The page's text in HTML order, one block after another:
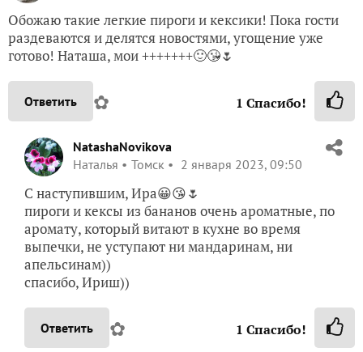
Обожаю такие легкие пироги и кексики! Пока гости
раздеваются и делятся новостями, угощение уже
готово! Наташа, мои +++++++🙂😘🌷
Ответить ✿ 1 Спасибо!
NatashaNovikova
Наталья
Томск 2 января 2023, 09:50
С наступившим, Ира😀😘🌷
пироги и кексы из бананов очень ароматные, по
аромату, который витают в кухне во время
выпечки, не уступают ни мандаринам, ни
апельсинам))
спасибо, Ириш))
Ответить ✿ 1 Спасибо!